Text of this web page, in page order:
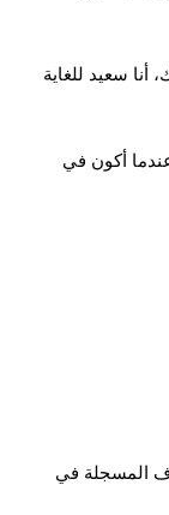
سعيد للغاية
أكون في
الأهداف المسجلة في